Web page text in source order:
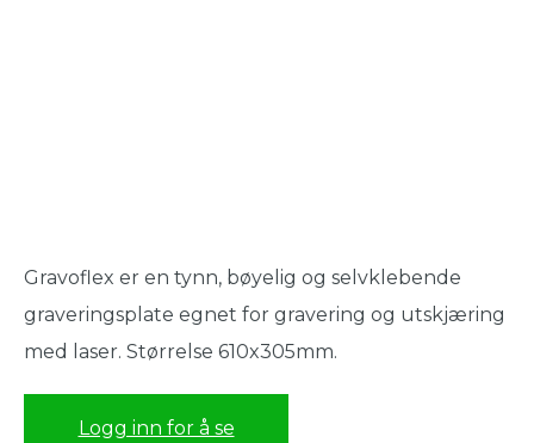
Gravoflex er en tynn, bøyelig og selvklebende
graveringsplate egnet for gravering og utskjæring
med laser. Størrelse 610x305mm.
Logg inn for å se